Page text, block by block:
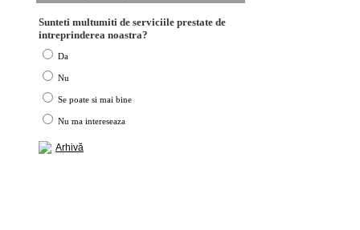
Sunteti multumiti de serviciile prestate de
intreprinderea noastra?
Da
Nu
Se poate si mai bine
Nu ma intereseaza
Arhivă